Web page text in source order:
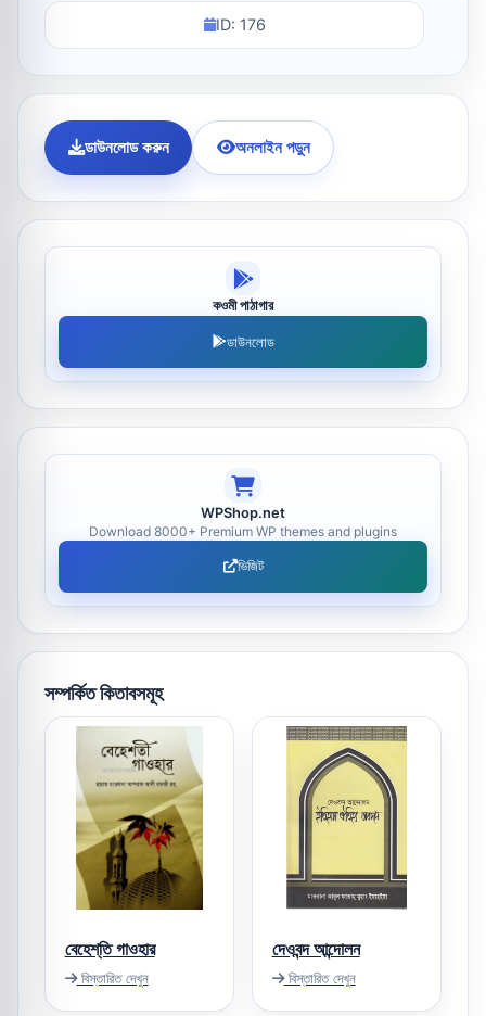
ID: 176
ডাউনলোড করুন অনলাইন পড়ুন
কওমী পাঠাগার
ডাউনলোড
WPShop.net
Download 8000+ Premium WP themes and plugins
ভিজিট
সম্পর্কিত কিতাবসমূহ
বেহেশ্‌তি গাওহার
বিস্তারিত দেখুন
দেওবন্দ আন্দোলন
বিস্তারিত দেখুন